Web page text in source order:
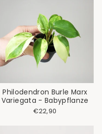
Philodendron Burle Marx
Variegata - Babypflanze
€22,90